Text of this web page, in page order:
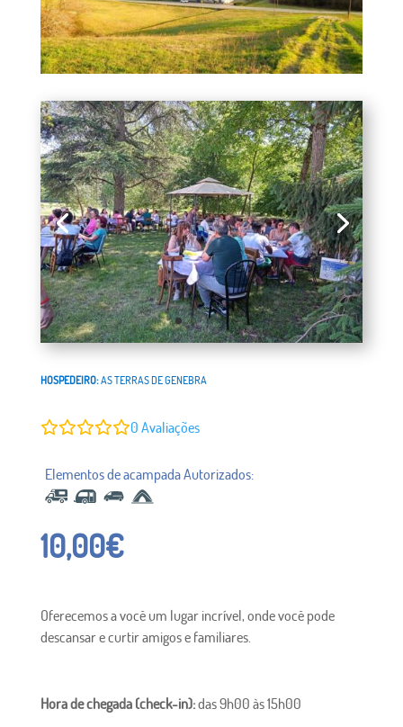
HOSPEDEIRO:AS TERRAS DE GENEBRA
0 Avaliações
10,00€
Oferecemos a você um lugar incrível, onde você pode
descansar e curtir amigos e familiares.
Hora de chegada (check-in):das 9h00 às 15h00